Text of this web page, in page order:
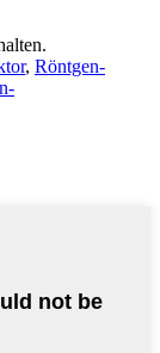
, Röntgen-